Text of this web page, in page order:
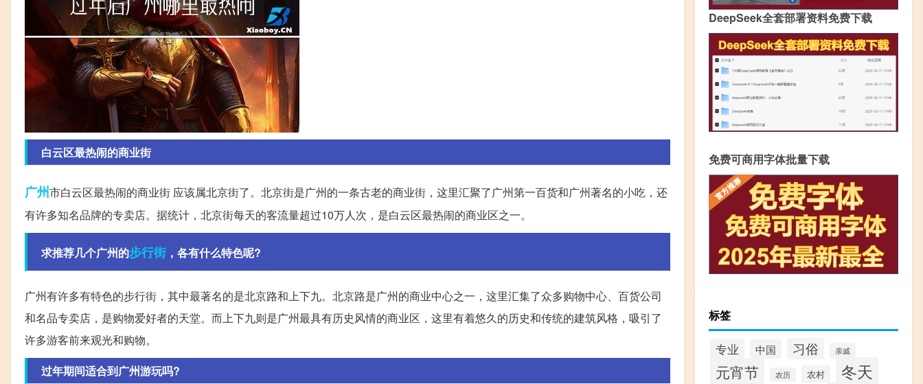
白云区最热闹的商业街
广州市白云区最热闹的商业街 应该属北京街了。北京街是广州的一条古老的商业街，这里汇聚了广州第一百货和广州著名的小吃，还
有许多知名品牌的专卖店。据统计，北京街每天的客流量超过10万人次，是白云区最热闹的商业区之一。
求推荐几个广州的步行街 ，各有什么特色呢?
广州有许多有特色的步行街，其中最著名的是北京路和上下九。北京路是广州的商业中心之一，这里汇集了众多购物中心、百货公司
和名品专卖店，是购物爱好者的天堂。而上下九则是广州最具有历史风情的商业区，这里有着悠久的历史和传统的建筑风格，吸引了
许多游客前来观光和购物。
过年期间适合到广州游玩吗?
DeepSeek全套部署资料免费下载
免费可商用字体批量下载
标签
专业 中国 习俗 亲戚
元宵节 农历 农村 冬天